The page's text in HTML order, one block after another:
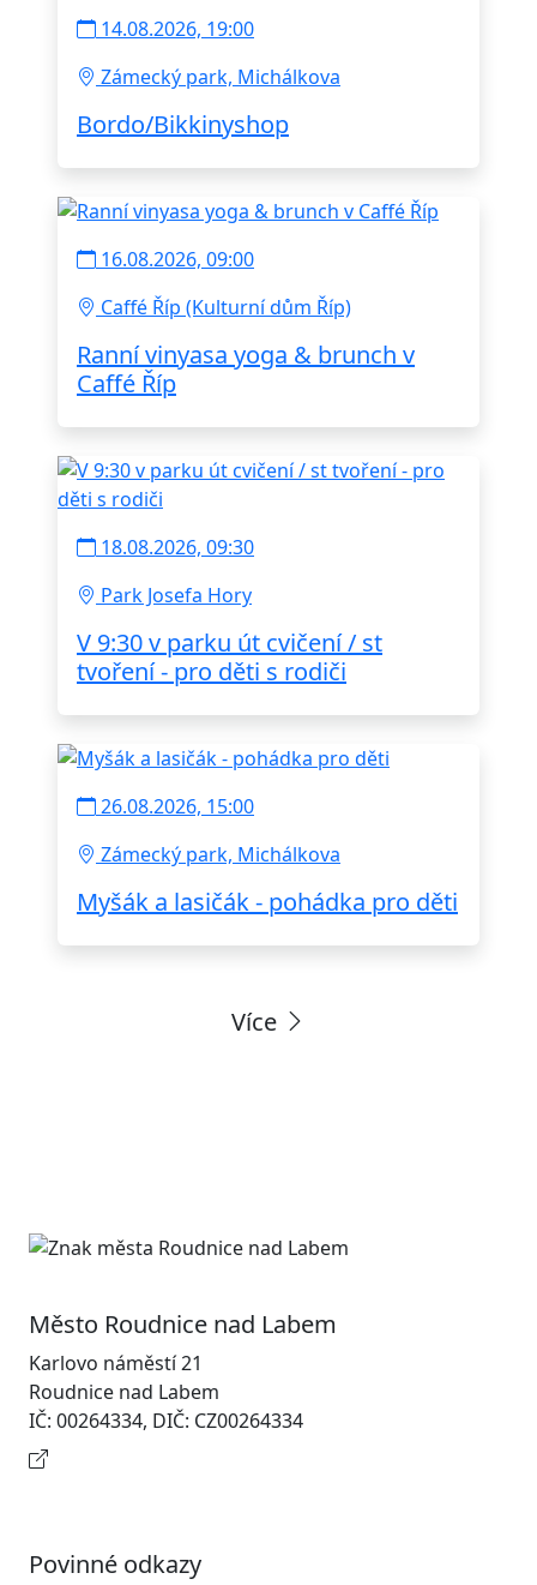
14.08.2026, 19:00
Zámecký park, Michálkova
Bordo/Bikkinyshop
16.08.2026, 09:00
Caffé Říp (Kulturní dům Říp)
Ranní vinyasa yoga & brunch v
Caffé Říp
18.08.2026, 09:30
Park Josefa Hory
V 9:30 v parku út cvičení / st
tvoření - pro děti s rodiči
26.08.2026, 15:00
Zámecký park, Michálkova
Myšák a lasičák - pohádka pro děti
Více
Město Roudnice nad Labem
Karlovo náměstí 21
Roudnice nad Labem
IČ: 00264334, DIČ: CZ00264334
Povinné odkazy